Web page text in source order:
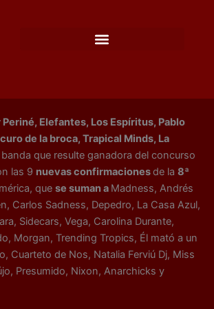
Elefantes, Los Espíritus, Pablo
de la broca, Trapical Minds, La
que resulte ganadora del concurso
las 9 nuevas confirmacionesde la 8ª
que se suman a Madness, Andrés
Carlos Sadness, Depedro, La Casa Azul,
Sidecars, Vega, Carolina Durante,
Morgan, Trending Tropics, Él mató a un
Cuarteto de Nos, Natalia Ferviú Dj, Miss
Presumido, Nixon, Anarchicks y